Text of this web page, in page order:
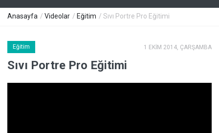
Anasayfa / Videolar / Eğitim / Sıvı Portre Pro Eğitimi
Eğitim 1 EKİM 2014, ÇARŞAMBA
Sıvı Portre Pro Eğitimi